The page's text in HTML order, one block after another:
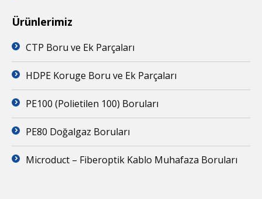
Ürünlerimiz
CTP Boru ve Ek Parçaları
HDPE Koruge Boru ve Ek Parçaları
PE100 (Polietilen 100) Boruları
PE80 Doğalgaz Boruları
Microduct – Fiberoptik Kablo Muhafaza Boruları